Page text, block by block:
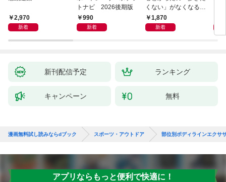
2,970
新着
トナビ 2026後期版
990
新着
くない」がなくなる
らせん流 ゆるらく歩
き
1,870
新着
新刊配信予定 ランキング
キャンペーン 無料
漫画無料試し読みならdブック スポーツ・アウトドア 部位別ボディラインエクサ
アプリならもっと便利で快適に！